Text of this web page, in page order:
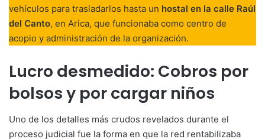
vehículos para trasladarlos hasta un hostal en la calle Raúl
del Canto, en Arica, que funcionaba como centro de
acopio y administración de la organización.
Lucro desmedido: Cobros por
bolsos y por cargar niños
Uno de los detalles más crudos revelados durante el
proceso judicial fue la forma en que la red rentabilizaba